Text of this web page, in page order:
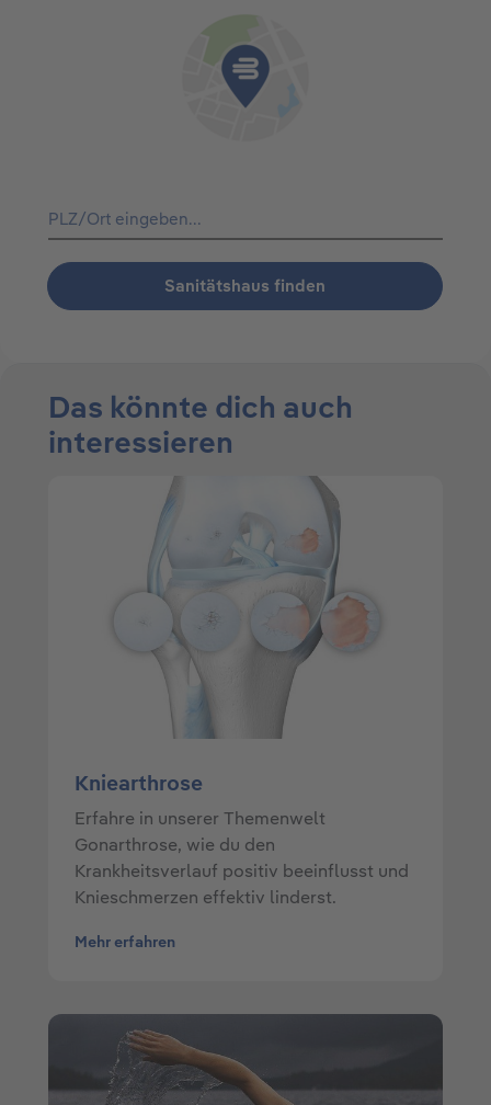
Sanitätshaus finden
Das könnte dich auch
interessieren
Kniearthrose
Erfahre in unserer Themenwelt
Gonarthrose, wie du den
Krankheitsverlauf positiv beeinflusst und
Knieschmerzen effektiv linderst.
Mehr erfahren